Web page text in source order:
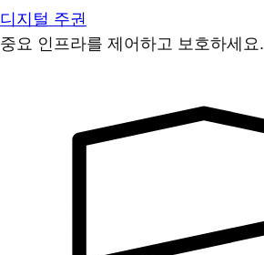
디지털 주권
중요 인프라를 제어하고 보호하세요.